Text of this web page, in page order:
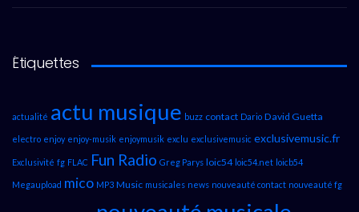
Étiquettes
actualité actu musique buzz contact Dario David Guetta
electro enjoy enjoy-musik enjoymusik exclu exclusivemusic exclusivemusic.fr
Exclusivité fg FLAC Fun Radio Greg Parys loic54 loic54.net loicb54
Megaupload mico MP3 Music musicales news nouveauté contact nouveauté fg